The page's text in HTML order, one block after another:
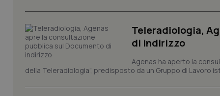
Teleradiologia,
di indirizzo
Agenas ha aperto la
della Teleradiologia”, predisposto da un Gruppo di Lavoro
_ga_0VMQEQKQ1N
__Secure-YNID